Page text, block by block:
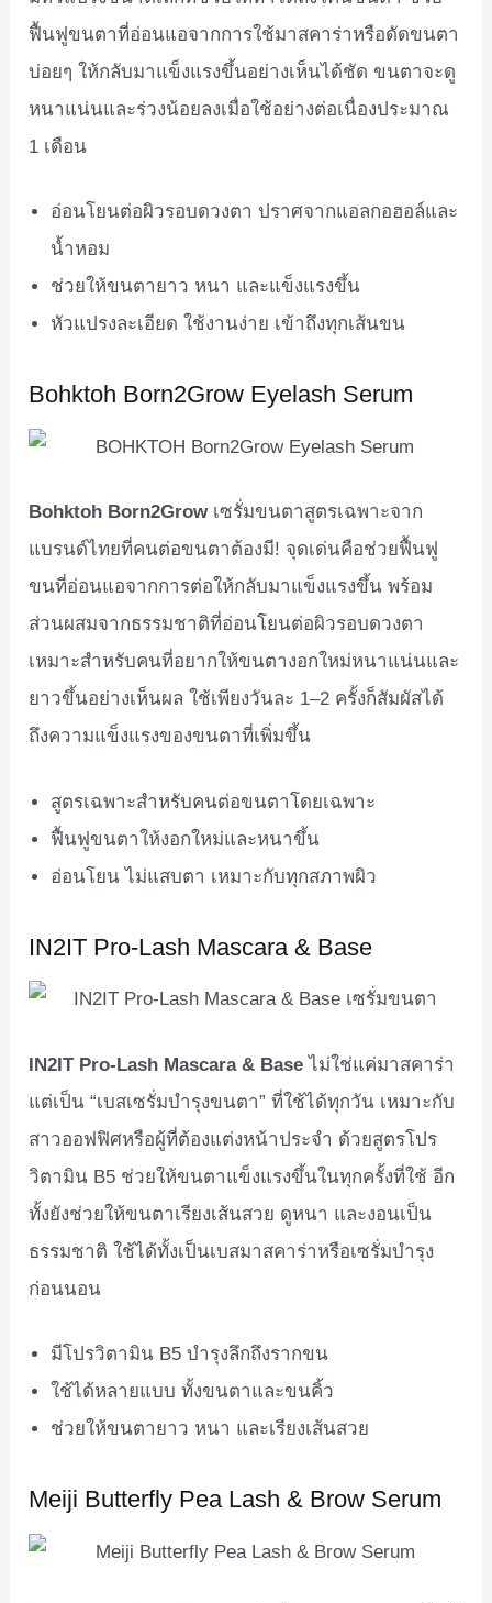
ฟื้นฟูขนตาที่อ่อนแอจากการใช้มาสคาร่าหรือดัดขนตา
บ่อยๆ ให้กลับมาแข็งแรงขึ้นอย่างเห็นได้ชัด ขนตาจะดู
หนาแน่นและร่วงน้อยลงเมื่อใช้อย่างต่อเนื่องประมาณ
1 เดือน
อ่อนโยนต่อผิวรอบดวงตา ปราศจากแอลกอฮอล์และ
น้ำหอม
ช่วยให้ขนตายาว หนา และแข็งแรงขึ้น
หัวแปรงละเอียด ใช้งานง่าย เข้าถึงทุกเส้นขน
Bohktoh Born2Grow Eyelash Serum
Bohktoh Born2Grow เซรั่มขนตาสูตรเฉพาะจาก
แบรนด์ไทยที่คนต่อขนตาต้องมี! จุดเด่นคือช่วยฟื้นฟู
ขนที่อ่อนแอจากการต่อให้กลับมาแข็งแรงขึ้น พร้อม
ส่วนผสมจากธรรมชาติที่อ่อนโยนต่อผิวรอบดวงตา
เหมาะสำหรับคนที่อยากให้ขนตางอกใหม่หนาแน่นและ
ยาวขึ้นอย่างเห็นผล ใช้เพียงวันละ 1–2 ครั้งก็สัมผัสได้
ถึงความแข็งแรงของขนตาที่เพิ่มขึ้น
สูตรเฉพาะสำหรับคนต่อขนตาโดยเฉพาะ
ฟื้นฟูขนตาให้งอกใหม่และหนาขึ้น
อ่อนโยน ไม่แสบตา เหมาะกับทุกสภาพผิว
IN2IT Pro-Lash Mascara & Base
IN2IT Pro-Lash Mascara & Base ไม่ใช่แค่มาสคาร่า
แต่เป็น “เบสเซรั่มบำรุงขนตา” ที่ใช้ได้ทุกวัน เหมาะกับ
สาวออฟฟิศหรือผู้ที่ต้องแต่งหน้าประจำ ด้วยสูตรโปร
วิตามิน B5 ช่วยให้ขนตาแข็งแรงขึ้นในทุกครั้งที่ใช้ อีก
ทั้งยังช่วยให้ขนตาเรียงเส้นสวย ดูหนา และงอนเป็น
ธรรมชาติ ใช้ได้ทั้งเป็นเบสมาสคาร่าหรือเซรั่มบำรุง
ก่อนนอน
มีโปรวิตามิน B5 บำรุงลึกถึงรากขน
ใช้ได้หลายแบบ ทั้งขนตาและขนคิ้ว
ช่วยให้ขนตายาว หนา และเรียงเส้นสวย
Meiji Butterfly Pea Lash & Brow Serum